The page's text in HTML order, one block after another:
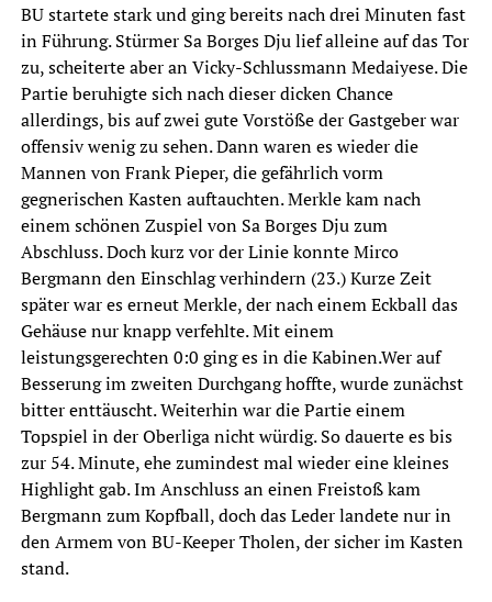
BU startete stark und ging bereits nach drei Minuten fast
in Führung. Stürmer Sa Borges Dju lief alleine auf das Tor
zu, scheiterte aber an Vicky-Schlussmann Medaiyese. Die
Partie beruhigte sich nach dieser dicken Chance
allerdings, bis auf zwei gute Vorstöße der Gastgeber war
offensiv wenig zu sehen. Dann waren es wieder die
Mannen von Frank Pieper, die gefährlich vorm
gegnerischen Kasten auftauchten. Merkle kam nach
einem schönen Zuspiel von Sa Borges Dju zum
Abschluss. Doch kurz vor der Linie konnte Mirco
Bergmann den Einschlag verhindern (23.) Kurze Zeit
später war es erneut Merkle, der nach einem Eckball das
Gehäuse nur knapp verfehlte. Mit einem
leistungsgerechten 0:0 ging es in die Kabinen.Wer auf
Besserung im zweiten Durchgang hoffte, wurde zunächst
bitter enttäuscht. Weiterhin war die Partie einem
Topspiel in der Oberliga nicht würdig. So dauerte es bis
zur 54. Minute, ehe zumindest mal wieder eine kleines
Highlight gab. Im Anschluss an einen Freistoß kam
Bergmann zum Kopfball, doch das Leder landete nur in
den Armem von BU-Keeper Tholen, der sicher im Kasten
stand.